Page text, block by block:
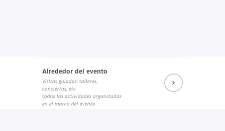
Alrededor del evento
Visitas guiadas, talleres,
conciertos, etc.
todas las actividades organizadas
en el marco del evento